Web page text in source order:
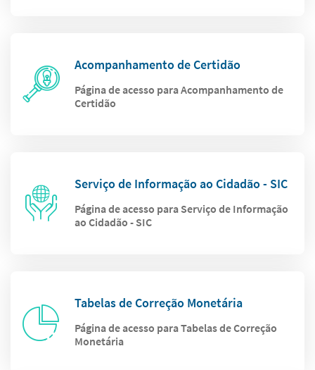
Acompanhamento de Certidão
Página de acesso para Acompanhamento de
Certidão
Serviço de Informação ao Cidadão - SIC
Página de acesso para Serviço de Informação
ao Cidadão - SIC
Tabelas de Correção Monetária
Página de acesso para Tabelas de Correção
Monetária